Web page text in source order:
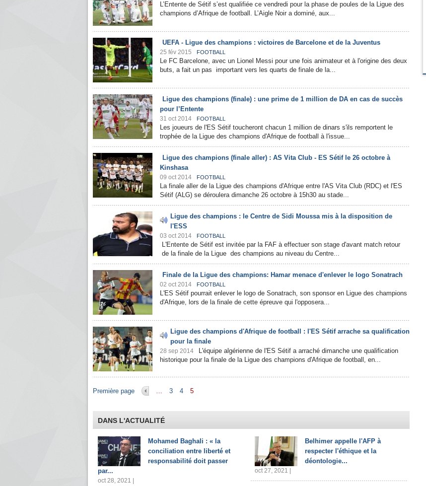
L’Entente de Sétif s’est qualifiée ce vendredi pour la phase de poules de la Ligue des
champions d’Afrique de football. L’Aigle Noir a dominé, aux...
UEFA - Ligue des champions : victoires de Barcelone et de la Juventus
25 fév 2015 FOOTBALL
Le FC Barcelone, avec un Lionel Messi pour une fois animateur et à l'origine des deux
buts, a fait un pas important vers les quarts de finale de la...
Ligue des champions (finale) : une prime de 1 million de DA en cas de succès
pour l’Entente
31 oct 2014 FOOTBALL
Les joueurs de l'ES Sétif toucheront chacun 1 million de dinars s'ils remportent le
trophée de la Ligue des champions d'Afrique de football à l'issue...
Ligue des champions (finale aller) : AS Vita Club - ES Sétif le 26 octobre à
Kinshasa
09 oct 2014 FOOTBALL
La finale aller de la Ligue des champions d'Afrique entre l'AS Vita Club (RDC) et l'ES
Sétif (ALG) se déroulera dimanche 26 octobre à 15h30 au stade...
Ligue des champions : le Centre de Sidi Moussa mis à la disposition de
l'ESS
03 oct 2014 FOOTBALL
L'Entente de Sétif est invitée par la FAF à effectuer son stage d'avant match retour
de la finale de la Ligue des champions au niveau du Centre...
Finale de la Ligue des champions: Hamar menace d'enlever le logo Sonatrach
02 oct 2014 FOOTBALL
L'ES Sétif pourrait enlever le logo de Sonatrach, son sponsor en Ligue des champions
d'Afrique, lors de la finale de cette épreuve qui l'opposera...
Ligue des champions d'Afrique de football : l'ES Sétif arrache sa qualification
pour la finale
28 sep 2014
L'équipe algérienne de l'ES Sétif a arraché dimanche une qualification
historique pour la finale de la Ligue des champions d'Afrique de football, en...
Pages
Première page … 3 4 5
DANS L'ACTUALITÉ
Mohamed Baghali : « la
conciliation entre liberté et
responsabilité doit passer
par...
oct 28, 2021 |
Belhimer appelle l'AFP à
respecter l'éthique et la
déontologie...
oct 27, 2021 |